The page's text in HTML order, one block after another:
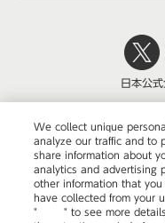
日本公式
We collect unique
analyze our traffic and to
share information about
analytics and advertising
other information that
have collected from your
"
here" to see more